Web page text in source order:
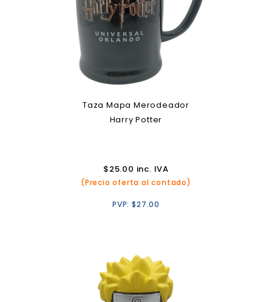
Taza Mapa Merodeador
Harry Potter
$25.00 inc. IVA
(Precio oferta al contado)
PVP:$27.00